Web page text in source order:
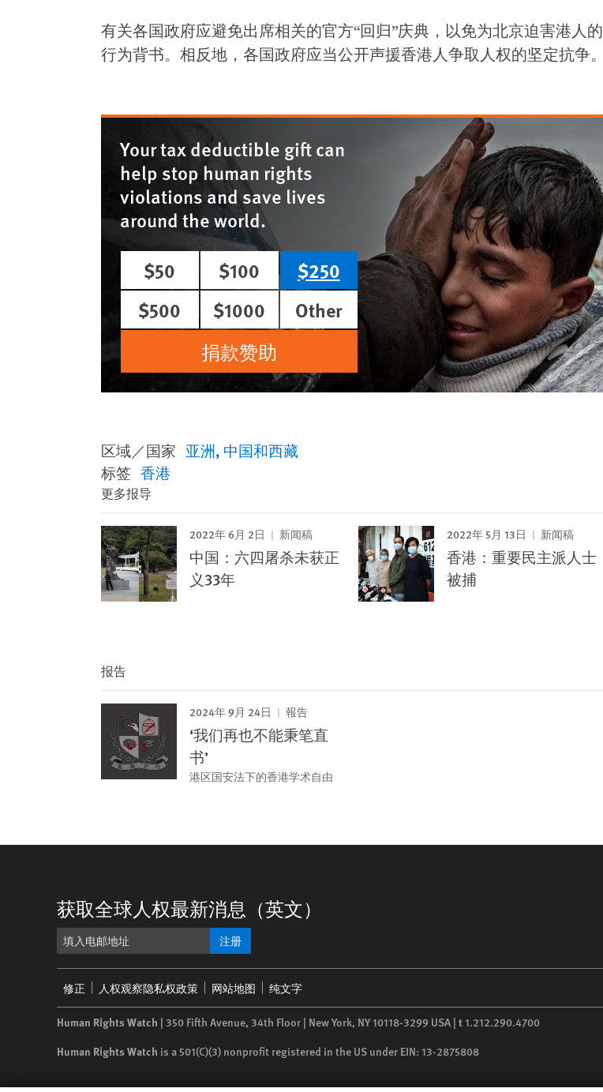
有关各国政府应避免出席相关的官方“回归”庆典，以免为北京迫害港人的
行为背书。相反地，各国政府应当公开声援香港人争取人权的坚定抗争。
Your tax deductible gift can
help stop human rights
violations and save lives
around the world.
$50
$100
$250
$500
$1000
Other
捐款赞助
区域／国家 亚洲 中国和西藏
标签 香港
更多报导
2022年 6月 2日 新闻稿
中国：六四屠杀未获正
义33年
2022年 5月 13日 新闻稿
香港：重要民主派人士
被捕
报告
2024年 9月 24日 報告
‘我们再也不能秉笔直
书’
港区国安法下的香港学术自由
获取全球人权最新消息（英文）
注册
menu
修正 人权观察隐私权政策 网站地图 纯文字
Human Rights Watch | 350 Fifth Avenue, 34th Floor | New York, NY10118-3299 USA | t1.212.290.4700
Human Rights Watch is a 501(C)(3) nonprofit registered in the US under EIN: 13-2875808